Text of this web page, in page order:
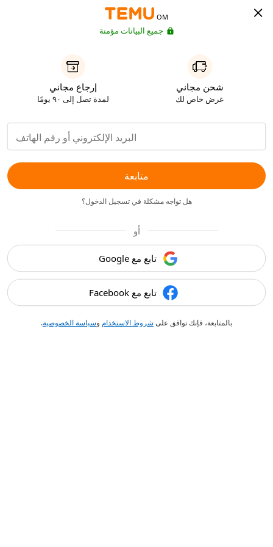
OM
جميع البيانات مؤمنة
شحن مجاني
عرض خاص لك
إرجاع مجاني
لمدة تصل إلى ٩٠ يومًا
متابعة
هل تواجه مشكلة في تسجيل الدخول؟
أو
تابع مع Google
تابع مع Facebook
بالمتابعة، فإنك توافق على شروط الاستخدام وسياسة الخصوصية.